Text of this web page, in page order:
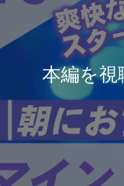
本編を視